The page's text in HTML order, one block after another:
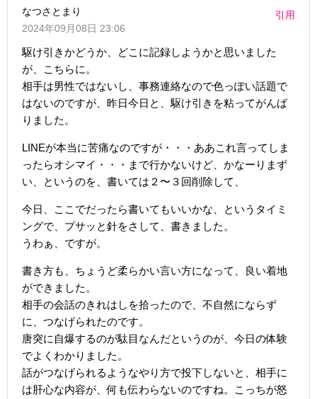
なつさとまり
2024年09月08日 23:06
引用
駆け引きかどうか、どこに記録しようかと思いました
が、こちらに。
相手は男性ではないし、事務連絡なので色っぽい話題で
はないのですが、昨日今日と、駆け引きを粘ってがんば
りました。
LINEが本当に苦痛なのですが・・・ああこれ言ってしま
ったらオシマイ・・・まで行かないけど、かなーりまず
い、というのを、書いては２〜３回削除して、
今日、ここでだったら書いてもいいかな、というタイミ
ングで、プサッと針をさして、書きました。
うわぁ、ですが。
書き方も、ちょうど柔らかい言い方になって、良い着地
ができました。
相手の会話のきれはしを拾ったので、不自然にならず
に、つなげられたのです。
唐突に自爆するのが駄目なんだというのが、今日の体験
でよくわかりました。
話がつなげられるようなやり方で投下しないと、相手に
は肝心な内容が、何も伝わらないのですね。こっちが怒